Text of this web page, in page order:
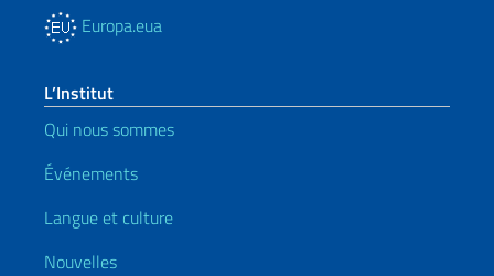
Europa.eua
L’Institut
Qui nous sommes
Événements
Langue et culture
Nouvelles